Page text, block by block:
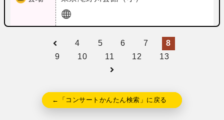
4 5 6 7
8
9
10 11 12 13
←「コンサートかんたん検索」に戻る